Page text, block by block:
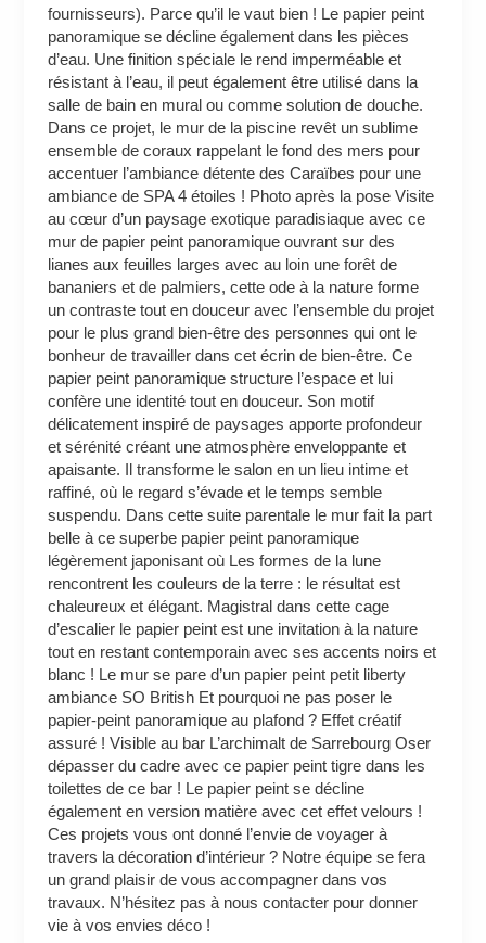
fournisseurs). Parce qu’il le vaut bien ! Le papier peint
panoramique se décline également dans les pièces
d’eau. Une finition spéciale le rend imperméable et
résistant à l’eau, il peut également être utilisé dans la
salle de bain en mural ou comme solution de douche.
Dans ce projet, le mur de la piscine revêt un sublime
ensemble de coraux rappelant le fond des mers pour
accentuer l’ambiance détente des Caraïbes pour une
ambiance de SPA 4 étoiles ! Photo après la pose Visite
au cœur d’un paysage exotique paradisiaque avec ce
mur de papier peint panoramique ouvrant sur des
lianes aux feuilles larges avec au loin une forêt de
bananiers et de palmiers, cette ode à la nature forme
un contraste tout en douceur avec l’ensemble du projet
pour le plus grand bien-être des personnes qui ont le
bonheur de travailler dans cet écrin de bien-être. Ce
papier peint panoramique structure l’espace et lui
confère une identité tout en douceur. Son motif
délicatement inspiré de paysages apporte profondeur
et sérénité créant une atmosphère enveloppante et
apaisante. Il transforme le salon en un lieu intime et
raffiné, où le regard s’évade et le temps semble
suspendu. Dans cette suite parentale le mur fait la part
belle à ce superbe papier peint panoramique
légèrement japonisant où Les formes de la lune
rencontrent les couleurs de la terre : le résultat est
chaleureux et élégant. Magistral dans cette cage
d’escalier le papier peint est une invitation à la nature
tout en restant contemporain avec ses accents noirs et
blanc ! Le mur se pare d’un papier peint petit liberty
ambiance SO British Et pourquoi ne pas poser le
papier-peint panoramique au plafond ? Effet créatif
assuré ! Visible au bar L’archimalt de Sarrebourg Oser
dépasser du cadre avec ce papier peint tigre dans les
toilettes de ce bar ! Le papier peint se décline
également en version matière avec cet effet velours !
Ces projets vous ont donné l’envie de voyager à
travers la décoration d’intérieur ? Notre équipe se fera
un grand plaisir de vous accompagner dans vos
travaux. N’hésitez pas à nous contacter pour donner
vie à vos envies déco !